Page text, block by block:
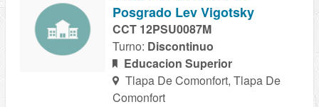
Posgrado Lev Vigotsky
CCT 12PSU0087M
Turno: Discontinuo
Educacion Superior
Tlapa De Comonfort, Tlapa De
Comonfort